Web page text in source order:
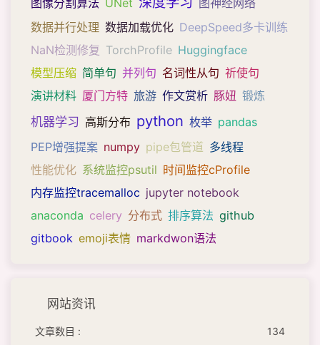
数据并行处理 数据加载优化 DeepSpeed多卡训练
NaN检测修复 TorchProfile Huggingface
模型压缩 简单句 并列句 名词性从句 祈使句
演讲材料 厦门方特 旅游 作文赏析 豚妞 锻炼
机器学习 高斯分布 python 枚举 pandas
PEP增强提案 numpy pipe包管道 多线程
性能优化 系统监控psutil 时间监控cProfile
内存监控tracemalloc jupyter notebook
anaconda celery 分布式 排序算法 github
gitbook emoji表情 markdwon语法
网站资讯
文章数目 :
134